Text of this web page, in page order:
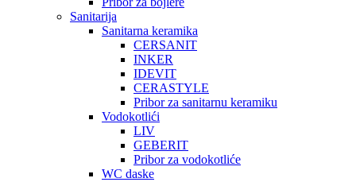
Sanitarija
Sanitarna keramika
CERSANIT
INKER
IDEVIT
CERASTYLE
Pribor za sanitarnu keramiku
Vodokotlići
LIV
GEBERIT
Pribor za vodokotliće
WC daske